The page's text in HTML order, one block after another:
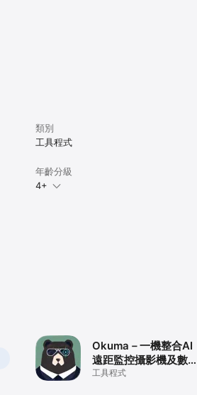
類別
工具程式
年齡分級
4+
Okuma－一機整合AI
遠距監控攝影機及數位
廣告看板
工具程式